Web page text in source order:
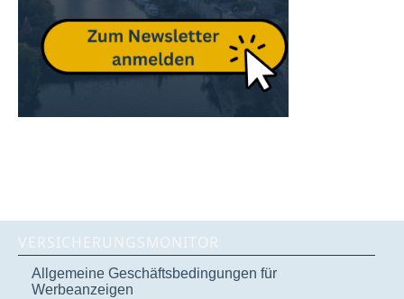
VERSICHERUNGSMONITOR
Allgemeine Geschäftsbedingungen für
Werbeanzeigen